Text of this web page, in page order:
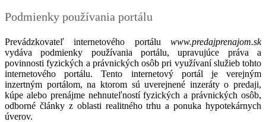
Podmienky používania portálu
Prevádzkovateľ internetového portálu www.predajprenajom.sk
vydáva podmienky používania portálu, upravujúce práva a
povinnosti fyzických a právnických osôb pri využívaní služieb tohto
internetového portálu. Tento internetový portál je verejným
inzertným portálom, na ktorom sú uverejnené inzeráty o predaji,
kúpe alebo prenájme nehnuteľností fyzických a právnických osôb,
odborné články z oblasti realitného trhu a ponuka hypotekárnych
úverov.